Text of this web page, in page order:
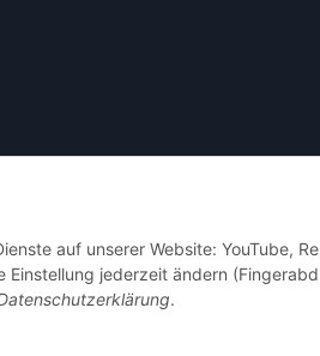
auf unserer Website: YouTube,
Einstellung jederzeit ändern
.